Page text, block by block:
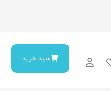
سبد خرید